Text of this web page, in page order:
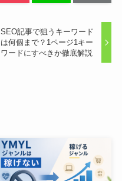
SEO記事で狙うキーワード
は何個まで？1ページ1キー
ワードにすべきか徹底解説